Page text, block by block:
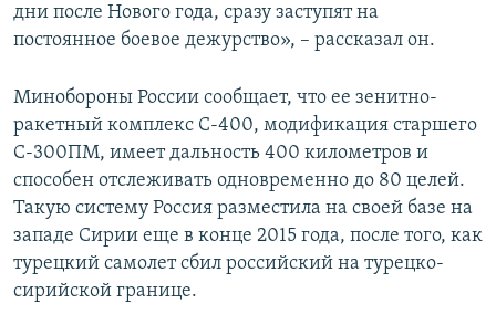
дни после Нового года, сразу заступят на
постоянное боевое дежурство», – рассказал он.
Минобороны России сообщает, что ее зенитно-
ракетный комплекс С-400, модификация старшего
С-300ПМ, имеет дальность 400 километров и
способен отслеживать одновременно до 80 целей.
Такую систему Россия разместила на своей базе на
западе Сирии еще в конце 2015 года, после того, как
турецкий самолет сбил российский на турецко-
сирийской границе.